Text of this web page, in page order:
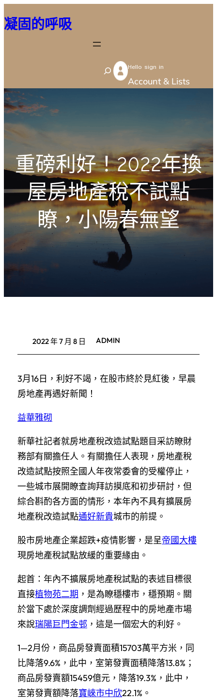
至
容
凝固的呼吸
S
e
Hello sign in
Account & Lists
重磅利好！2022年換
屋房地產稅不試點
瞭，小陽春無望
2022 年 7 月 8 日 ADMIN
3月16日，利好不竭，在股市終於見紅後，早晨
房地產再遇好新聞！
益華雅砌
新華社記者就房地產稅改造試點題目采訪瞭財
務部有關擔任人。有關擔任人表現，房地產稅
改造試點按照全國人年夜常委會的受權停止，
一些城市展開瞭查詢拜訪摸底和初步研討，但
綜合斟酌各方面的情形，本年內不具有擴展房
地產稅改造試點通好新貴城市的前提。
股市房地產企業超跌+疫情影響，是呈帝國大樓
現房地產稅試點放緩的重要緣由。
起首：年內不擴展房地產稅試點的表述目標很
直接植物苑二期 ，是為瞭穩樓市，穩預期。關
於當下處於深度調劑經過歷程中的房地產市場
來說瑞陽巨門金邨 ，這是一個宏大的利好。
1—2月份，商品房發賣面積15703萬平方米，同
比降落9.6%，此中，室第發賣面積降落13.8%；
商品房發賣額15459億元，降落19.3%，此中，
室第發賣額降落寶崍市中欣22.1%。